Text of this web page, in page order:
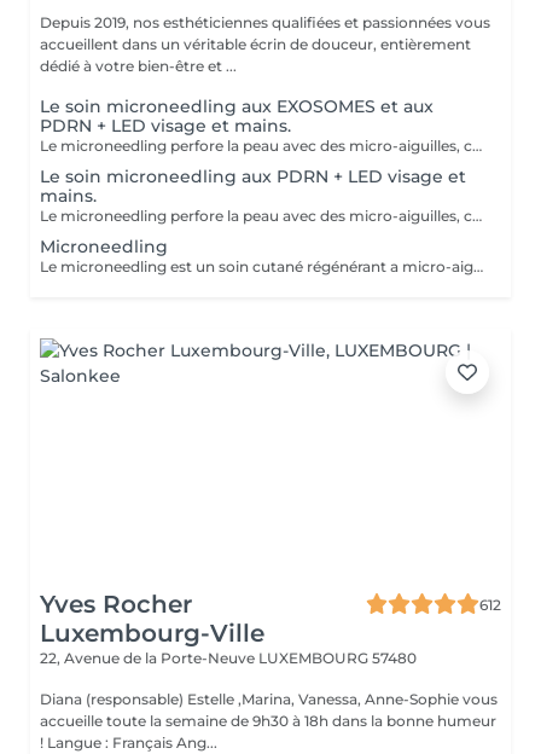
Depuis 2019, nos esthéticiennes qualifiées et passionnées vous
accueillent dans un véritable écrin de douceur, entièrement
dédié à votre bien-être et ...
Le soin microneedling aux EXOSOMES et aux
PDRN + LED visage et mains.
Le microneedling perfore la peau avec des micro-aiguilles, créant des micro-canaux qui permettent à un sérum actif (PDRN ou exosomes) de pénétrer en profondeur dans le derme. C'est ce qu'on appelle un soin « biostimulateur » : on ne remplit pas, on stimule la peau pour qu'elle se régénère elle-même. L'association des exosomes et du PDRN (Polydésoxyribonucléotide) est une révolution anti-âge. Il représente le protocole de régénération cutanée le plus avancé en médecine esthétique. Cette synergie permet de stimuler le renouvellement cellulaire de façon accélérée, d'atténuer les cicatrices et de lifter le teint sans chirurgie. C'est une synergie régénératrice puissante, ces deux actifs maximisent la réparation tissulaire et l'éclat du teint. Idéale pour les peaux: matures , avec des dommages solaires importants, des cicatrices, une perte de fermeté. Soin plus puissant que le PDRN . Pour optimiser les effets du soin, nous appliquerons la lumière LED sur le visage. Profitez, également, d'un traitement anti-âge à la lumière Led pour les mains.
Le soin microneedling aux PDRN + LED visage et
mains.
Le microneedling perfore la peau avec des micro-aiguilles, créant des micro-canaux qui permettent à un sérum actif (PDRN ou exosomes) de pénétrer en profondeur dans le derme. C'est ce qu'on appelle un soin « biostimulateur » : on ne remplit pas, on stimule la peau pour qu'elle se régénère elle-même. Tandis que le sérum PDRN pénètre profondément pour stimuler la réparation cellulaire, accélérer la cicatrisation et booster la production de collagène. Pour optimiser les effets du soin, nous appliquerons la lumière LED sur le visage. Profitez, également, d'un traitement anti-âge à la lumière Led pour les mains.
Microneedling
Le microneedling est un soin cutané régénérant a micro-aiguilles permettant de réduire les signes de l'âge et de raviver l'éclat de votre peau, il aide aussi a effacer les traces d'acné, les cicatrices. Un véritable soin qui resserre les pores dilatés , lisse la peau, estimes les rides et ridules grâce au sérum à l'acide hyaluronique. + LED visage et mains
Yves Rocher
Luxembourg-Ville
612
22, Avenue de la Porte-Neuve LUXEMBOURG 57480
Diana (responsable) Estelle ,Marina, Vanessa, Anne-Sophie vous
accueille toute la semaine de 9h30 à 18h dans la bonne humeur
! Langue : Français Ang...